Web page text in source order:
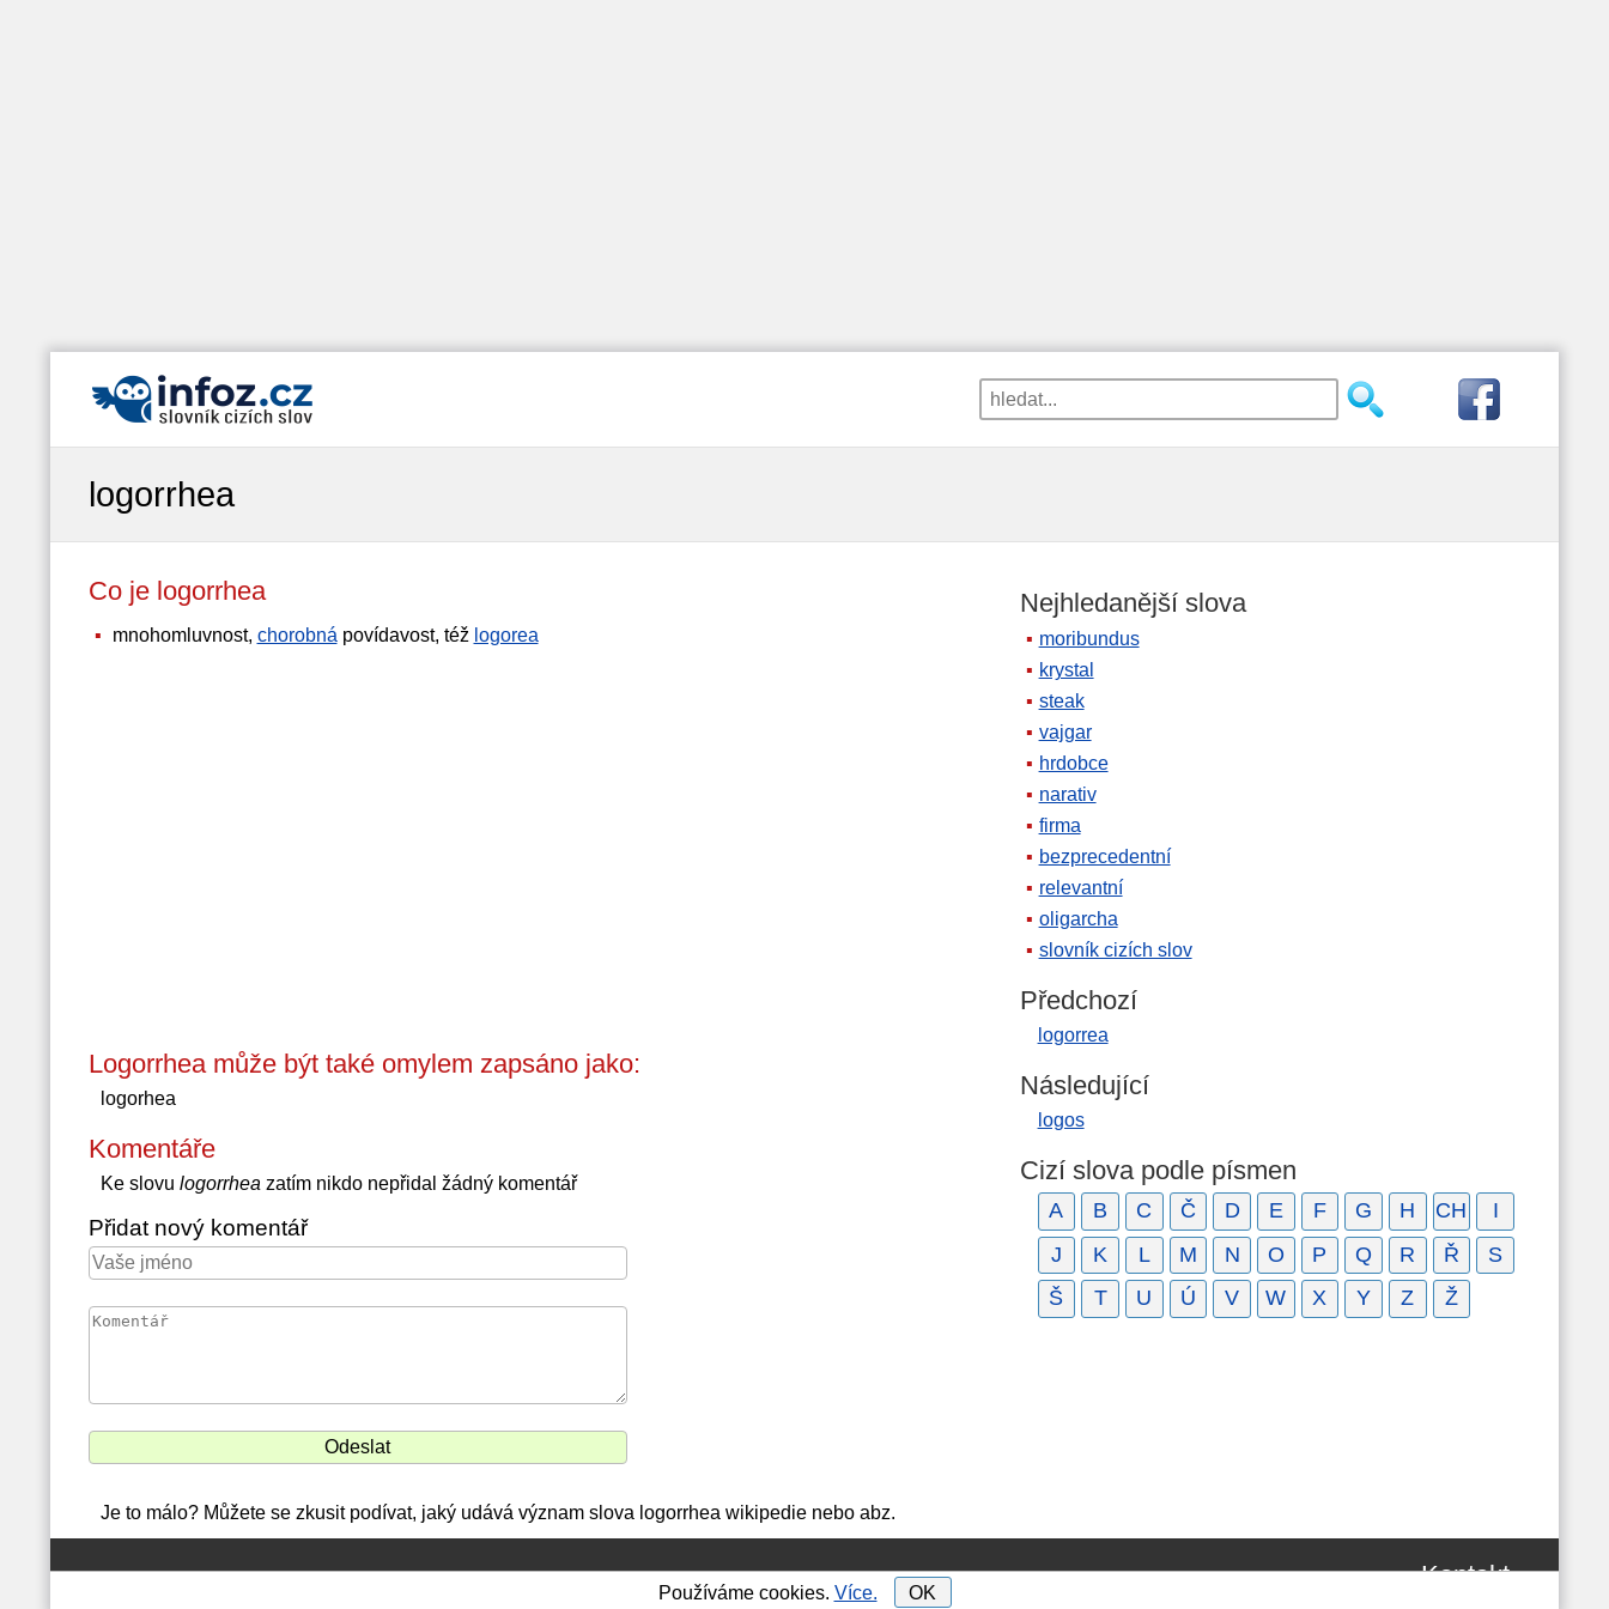
logorrhea
Co je logorrhea
mnohomluvnost, chorobná povídavost, též logorea
Logorrhea může být také omylem zapsáno jako:
logorhea
Komentáře
Ke slovu logorrhea zatím nikdo nepřidal žádný komentář
Přidat nový komentář
Je to málo? Můžete se zkusit podívat, jaký udává význam slova logorrhea wikipedie nebo abz.
Nejhledanější slova
moribundus
krystal
steak
vajgar
hrdobce
narativ
firma
bezprecedentní
relevantní
oligarcha
slovník cizích slov
Předchozí
logorrea
Následující
logos
Cizí slova podle písmen
A B C Č D E F G H CH
I
J
K L M N O P Q R Ř
S
Š
T U Ú V W X Y Z Ž
Kontakt
Používáme cookies. Více. OK